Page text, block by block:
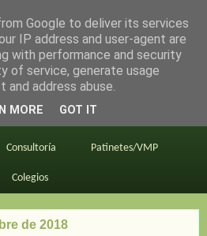
madrid
Primeros consejos
Consultoría Patinetes/VMP
Colegios
de 2018
Google to deliver its services
IP address and user-agent are
with performance and security
of service, generate usage
address abuse.
MORE GOT IT